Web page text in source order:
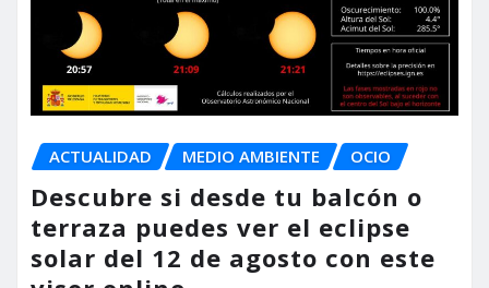
ACTUALIDAD MEDIO AMBIENTE OCIO
Descubre si desde tu balcón o
terraza puedes ver el eclipse
solar del 12 de agosto con este